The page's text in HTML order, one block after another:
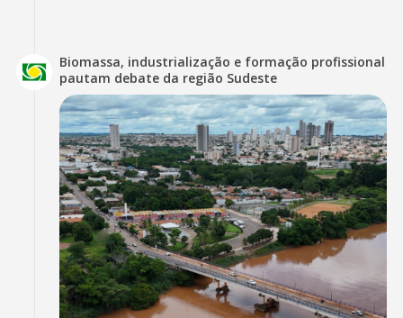
Biomassa, industrialização e formação profissional
pautam debate da região Sudeste